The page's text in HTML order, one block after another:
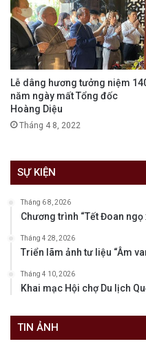
Lễ dâng hương tưởng niệm
năm ngày mất Tổng đốc
Hoàng Diệu
Tháng 4 8, 2022
SỰ KIỆN
Tháng 6 8, 2026
Chương trình “Tết Đoan ngọ
Tháng 4 28, 2026
Triển lãm ảnh tư liệu “Âm
Tháng 4 10, 2026
Khai mạc Hội chợ Du lịch
TIN ẢNH